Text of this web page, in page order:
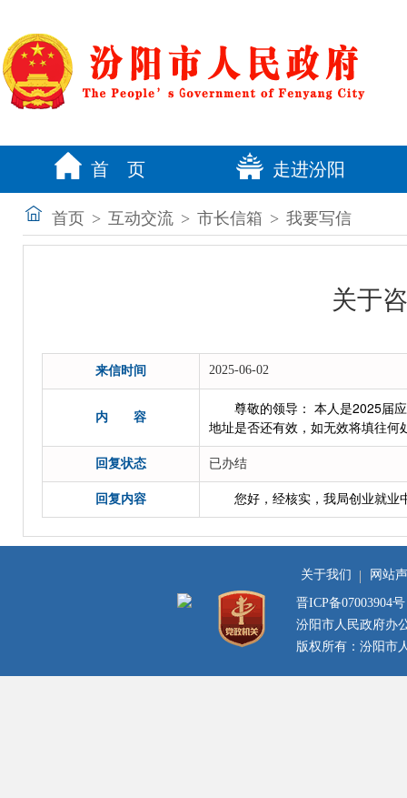
首 页 走进汾阳
首页 > 互动交流 > 市长信箱 > 我要写信
关于
来信时间 2025-06-02
内 容
尊敬的领导： 本人是2025届
地址是否还有效，如无效将填往何
回复状态 已办结
回复内容 您好，经核实，我局创业就业
关于我们 网站
晋ICP备07003904号
汾阳市人民政府办
版权所有：汾阳市